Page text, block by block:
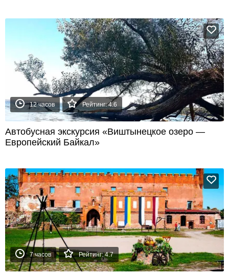
12 часов Рейтинг: 4.6
Автобусная экскурсия «Виштынецкое озеро —
Европейский Байкал»
7 часов Рейтинг: 4.7